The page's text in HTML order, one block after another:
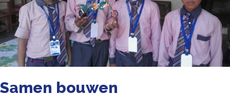
Samen bouwen